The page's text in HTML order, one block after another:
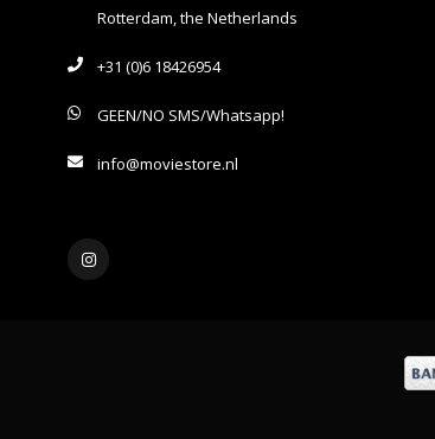
Rotterdam, the Netherlands
+31 (0)6 18426954
GEEN/NO SMS/Whatsapp!
info@moviestore.nl